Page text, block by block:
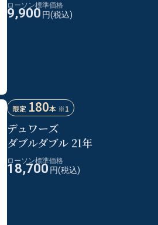
ローソン標準価格
9,900円(税込)
限定 180本 ※1
デュワーズ
ダブルダブル 21年
ローソン標準価格
18,700 円(税込)